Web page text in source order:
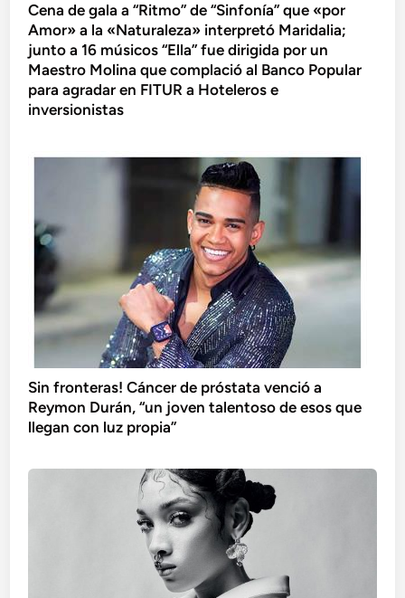
Cena de gala a “Ritmo” de “Sinfonía” que «por
Amor» a la «Naturaleza» interpretó Maridalia;
junto a 16 músicos “Ella” fue dirigida por un
Maestro Molina que complació al Banco Popular
para agradar en FITUR a Hoteleros e
inversionistas
Sin fronteras! Cáncer de próstata venció a
Reymon Durán, “un joven talentoso de esos que
llegan con luz propia”